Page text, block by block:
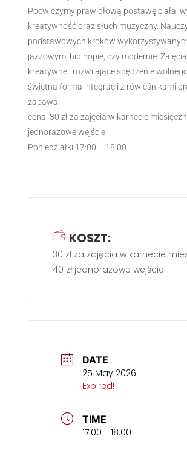
Poćwiczymy prawidłową postawę ciała,
kreatywność oraz słuch muzyczny.
podstawowych kroków
jazzowym, hip hopie, czy modernie.
kreatywne i rozwijające spędzenie
świetna forma integracji z rówieśnikami
zabawa!
cena: 30 zł za zajęcia w karnecie
jednorazowe wejście
Poniedziałki 17:00 – 18:00
KOSZT:
30 zł za zajęcia w karnecie
40 zł jednorazowe wejście
DATE
25 May 2026
Expired!
TIME
17:00 - 18:00